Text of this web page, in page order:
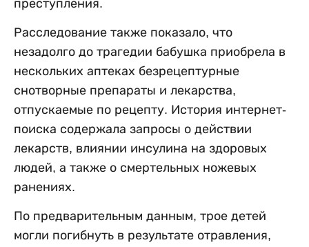
преступления.
Расследование также показало, что
незадолго до трагедии бабушка приобрела в
нескольких аптеках безрецептурные
снотворные препараты и лекарства,
отпускаемые по рецепту. История интернет-
поиска содержала запросы о действии
лекарств, влиянии инсулина на здоровых
людей, а также о смертельных ножевых
ранениях.
По предварительным данным, трое детей
могли погибнуть в результате отравления,